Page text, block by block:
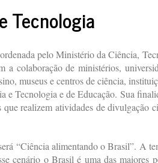
Tecnologia
pelo Ministério da Ciência,
colaboração de ministérios,
museus e centros de ciência,
e Tecnologia e de Educação. Sua
realizem atividades de divulgação
“Ciência alimentando o Brasil”. A
cenário o Brasil é uma das maiores